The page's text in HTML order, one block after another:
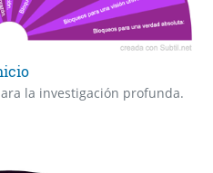
la investigación profunda.